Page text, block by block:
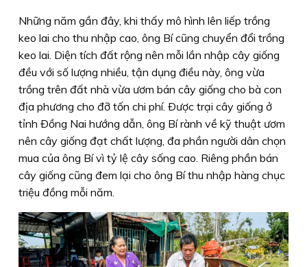
Những năm gần đây, khi thấy mô hình lên liếp trồng
keo lai cho thu nhập cao, ông Bí cũng chuyển đổi trồng
keo lai. Diện tích đất rộng nên mỗi lần nhập cây giống
đều với số lượng nhiều, tận dụng điều này, ông vừa
trồng trên đất nhà vừa ươm bán cây giống cho bà con
địa phương cho đỡ tốn chi phí. Ðược trại cây giống ở
tỉnh Ðồng Nai hướng dẫn, ông Bí rành về kỹ thuật ươm
nên cây giống đạt chất lượng, đa phần người dân chọn
mua của ông Bí vì tỷ lệ cây sống cao. Riêng phần bán
cây giống cũng đem lại cho ông Bí thu nhập hàng chục
triệu đồng mỗi năm.